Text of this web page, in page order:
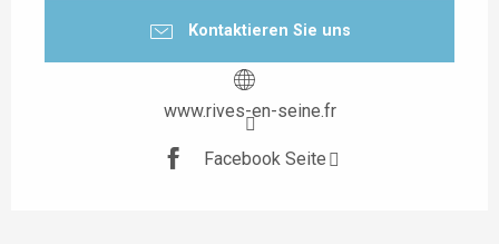
Kontaktieren Sie uns
www.rives-en-seine.fr
Facebook Seite